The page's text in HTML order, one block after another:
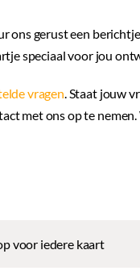
ons gerust een
speciaal voor jou
vragen . Staat jouw
met ons op te
voor iedere kaart